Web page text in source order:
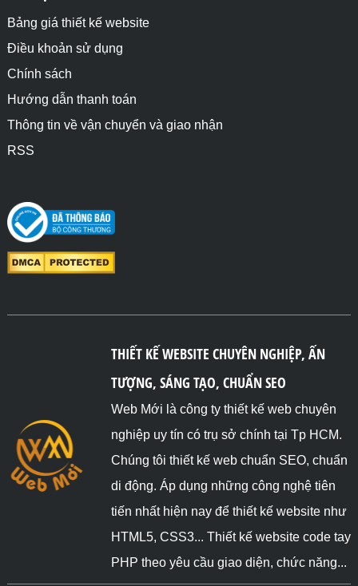
Bảng giá thiết kế website
Điều khoản sử dụng
Chính sách
Hướng dẫn thanh toán
Thông tin về vận chuyển và giao nhận
RSS
THIẾT KẾ WEBSITE CHUYÊN NGHIỆP, ẤN
TƯỢNG, SÁNG TẠO, CHUẨN SEO
Web Mới là công ty thiết kế web chuyên
nghiệp uy tín có trụ sở chính tại Tp HCM.
Chúng tôi thiết kế web chuẩn SEO, chuẩn
di động. Áp dụng những công nghệ tiên
tiến nhất hiện nay để thiết kế website như
HTML5, CSS3... Thiết kế website code tay
PHP theo yêu cầu giao diện, chức năng...